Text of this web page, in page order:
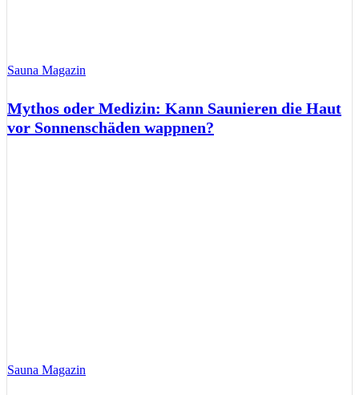
Sauna Magazin
Mythos oder Medizin: Kann Saunieren die Haut
vor Sonnenschäden wappnen?
Sauna Magazin